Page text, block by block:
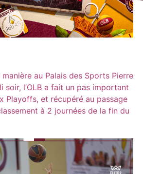
au Palais des Sports Pierre
soir, l’OLB a fait un pas important
Playoffs, et récupéré au passage
à 2 journées de la fin du